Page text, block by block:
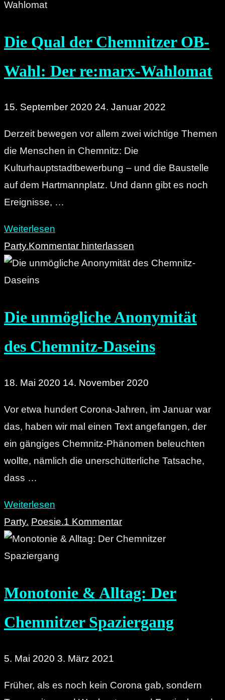
im
in
geschah"
Die Qual der Chemnitzer OB-
Wahl: Der re:marx-Wahlomat
15. September 2020 24. Januar 2022
Derzeit bewegen vor allem zwei wichtige Themen
die Menschen in Chemnitz: Die
Kulturhauptstadtbewerbung – und die Baustelle
auf dem Hartmannplatz. Und dann gibt es noch
Ereignisse, …
Weiterlesen
Qual
der
Wahl:
re:marx-
Party.Kommentar hinterlassen
Die unmögliche Anonymität
des Chemnitz-Daseins
18. Mai 2020 14. November 2020
Vor etwa hundert Corona-Jahren, im Januar war
das, haben wir mal einen Text angefangen, der
ein gängiges Chemnitz-Phänomen beleuchten
wollte, nämlich die unerschütterliche Tatsache,
dass …
Weiterlesen
unmögliche
Anonymität
des
Daseins"
Party. Poesie.1 Kommentar
Monotonie & Alltag: Der
Chemnitzer Spaziergang
5. Mai 2020 3. März 2021
Früher, als es noch kein Corona gab, sondern